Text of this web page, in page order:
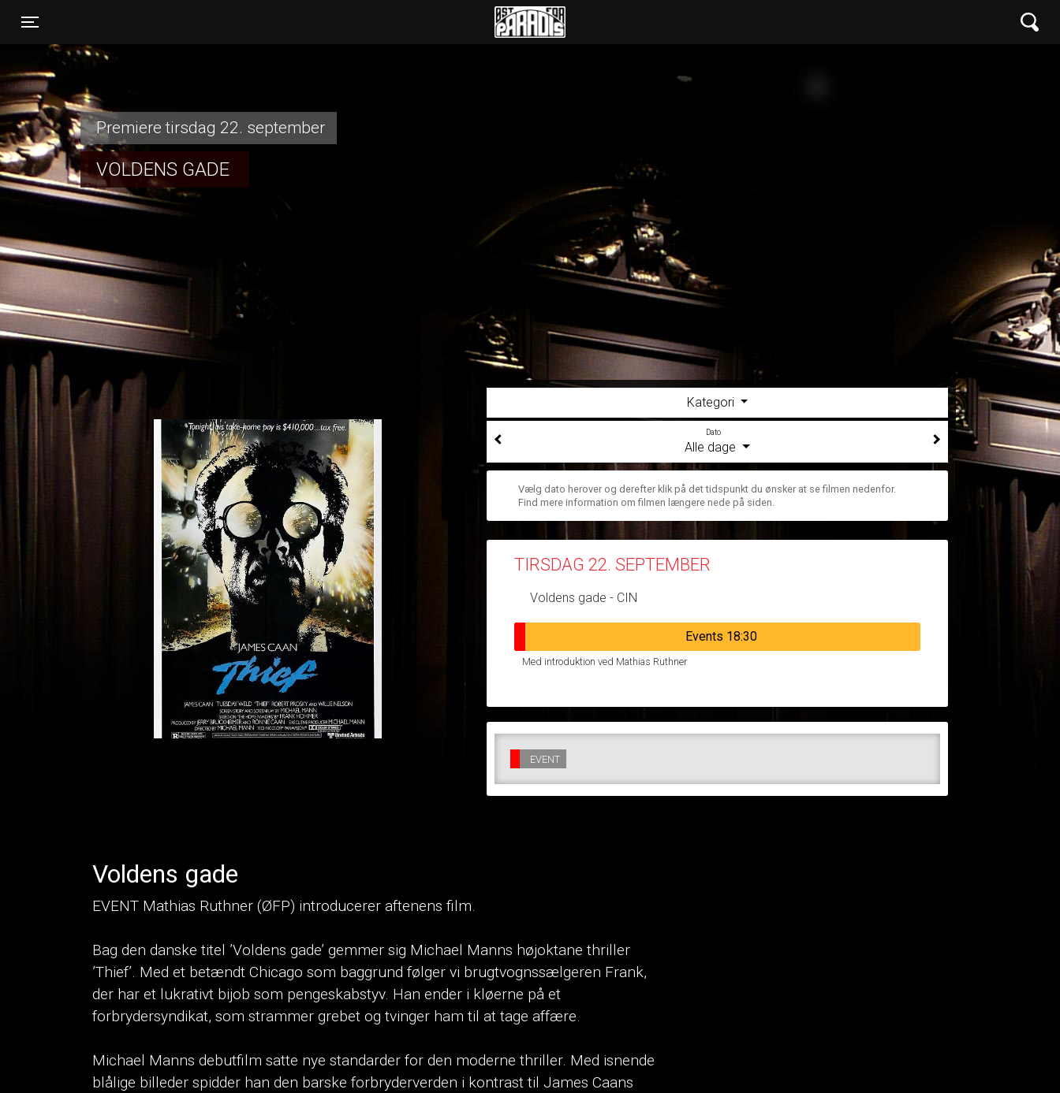
Øst for Paradis
Premiere tirsdag 22. september
VOLDENS GADE
Kategori
Dato
Alle dage
Vælg dato herover og derefter klik på det tidspunkt du ønsker at se filmen nedenfor.
Find mere information om filmen længere nede på siden.
TIRSDAG 22. SEPTEMBER
Voldens gade - CIN
Events 18:30
Med introduktion ved Mathias Ruthner
EVENT
Voldens gade
EVENT Mathias Ruthner (ØFP) introducerer aftenens film.
Bag den danske titel ’Voldens gade’ gemmer sig Michael Manns højoktane thriller
’Thief’. Med et betændt Chicago som baggrund følger vi brugtvognssælgeren Frank,
der har et lukrativt bijob som pengeskabstyv. Han ender i kløerne på et
forbrydersyndikat, som strammer grebet og tvinger ham til at tage affære.
Michael Manns debutfilm satte nye standarder for den moderne thriller. Med isnende
blålige billeder spidder han den barske forbryderverden i kontrast til James Caans